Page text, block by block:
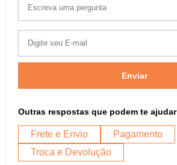
Enviar
Outras respostas que podem te ajudar
Frete e Envio
Pagamento
Troca e Devolução